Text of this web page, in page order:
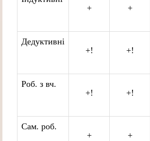
+
+
Дедуктивні
+!
+!
Роб. з вч.
+!
+!
Сам. роб.
+
+